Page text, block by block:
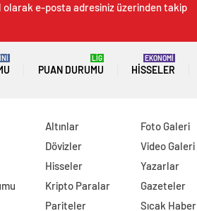
olarak e-posta adresiniz üzerinden takip
PUAN DURUMU
LİG
HISSELER
EKONOMİ
Altınlar
Dövizler
Hisseler
Kripto Paralar
Pariteler
Foto Galeri
Video Galeri
Yazarlar
Gazeteler
Sıcak Haber